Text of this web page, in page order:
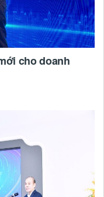
cho doanh